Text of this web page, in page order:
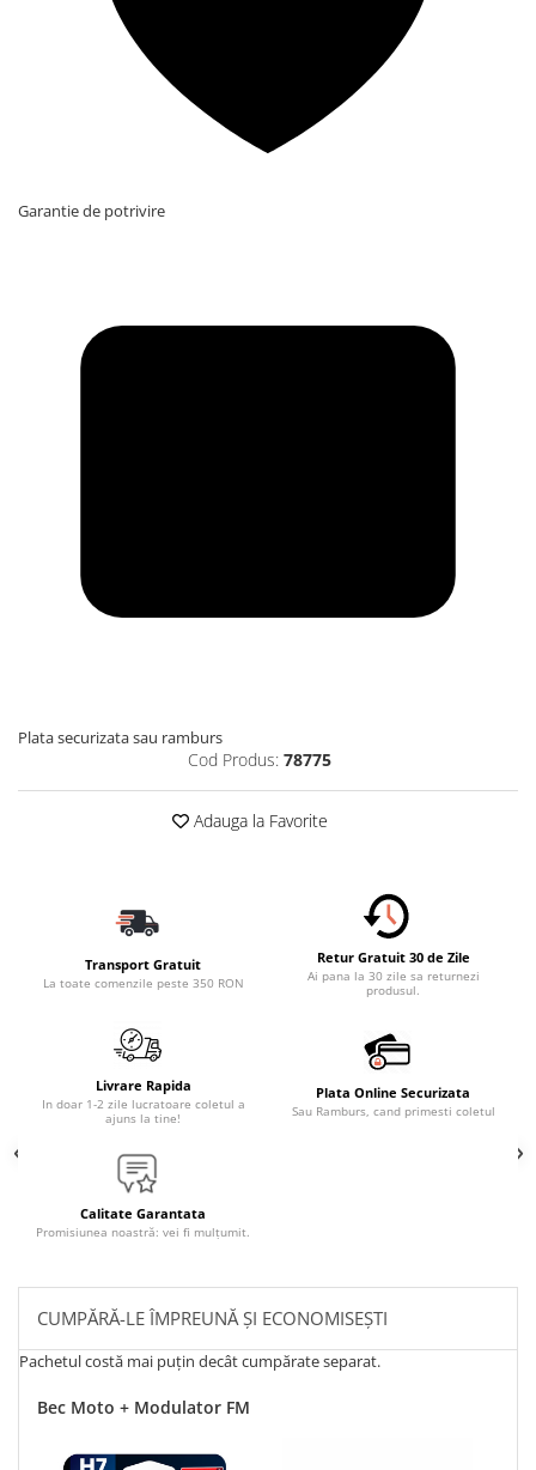
Garantie de potrivire
Plata securizata sau ramburs
Cod Produs: 78775
Adauga la Favorite
Transport Gratuit
La toate comenzile peste 350 RON
Retur Gratuit 30 de Zile
Ai pana la 30 zile sa returnezi
produsul.
Livrare Rapida
In doar 1-2 zile lucratoare coletul a
ajuns la tine!
Plata Online Securizata
Sau Ramburs, cand primesti coletul
Calitate Garantata
Promisiunea noastră: vei fi mulțumit.
CUMPĂRĂ-LE ÎMPREUNĂ ȘI ECONOMISEȘTI
Pachetul costă mai puțin decât cumpărate separat.
Bec Moto + Modulator FM